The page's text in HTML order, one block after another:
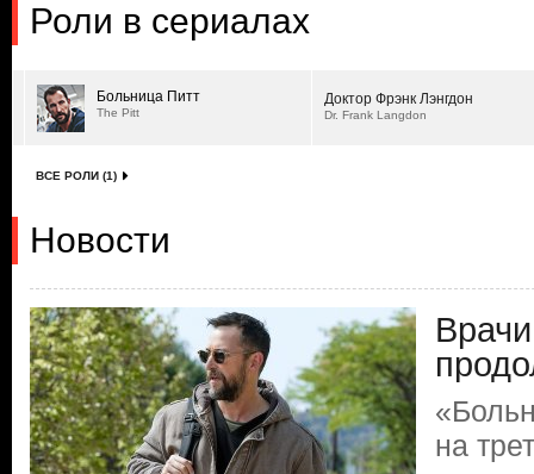
Роли в сериалах
Больница Питт
The Pitt
Доктор Фрэнк Лэнгдон
Dr. Frank Langdon
ВСЕ РОЛИ (1)
Новости
на